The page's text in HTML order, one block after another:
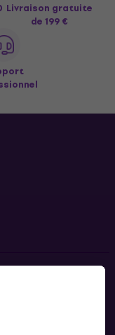
Livraison gratuite
de 199 €